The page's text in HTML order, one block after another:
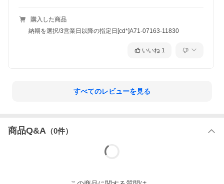
購入した商品
納期を選択/3営業日以降の指定日[cd*]A71-07163-11830
いいね 1
すべてのレビューを見る
商品Q&A （0件）